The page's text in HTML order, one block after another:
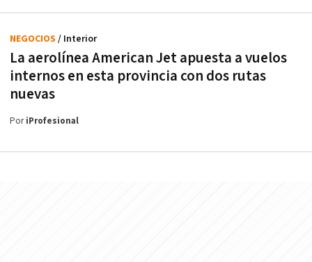
La aerolínea American Jet apuesta a vuelos
internos en esta provincia con dos rutas
nuevas
NEGOCIOS / Interior
PoriProfesional